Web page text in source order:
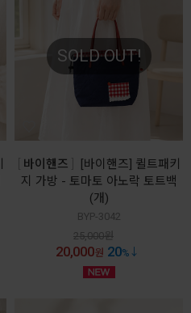
SOLD OUT!
바이핸즈
[바이핸즈] 퀼트패키
지 가방 - 토마토 아노락 토트백
(개)
BYP-3042
25,000원
20,000원 20%